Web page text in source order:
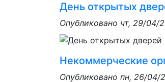
День открытых
Опубликовано чт, 29/04/
Некоммерческие
Опубликовано пн, 26/04/